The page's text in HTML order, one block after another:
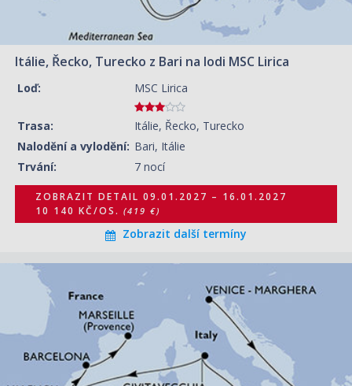
Itálie, Řecko, Turecko z Bari na lodi MSC Lirica
Loď: MSC Lirica
Trasa:
Itálie, Řecko, Turecko
Nalodění a vylodění: Bari, Itálie
Trvání:
7 nocí
ZOBRAZIT DETAIL
30.01.2027 – 06.02.2027
10 140 KČ/OS.
(419 €)
ZOBRAZIT DETAIL
06.02.2027 – 13.02.2027
13.02.2027 – 20.02.2027
10 140 KČ/OS.
(419 €)
20.02.2027 – 27.02.2027
ZOBRAZIT DETAIL 09.01.2027 – 16.01.2027
10 140 KČ/OS. (419 €)
Zobrazit další termíny
ZOBRAZIT DETAIL
14.11.2027 – 22.11.2027
14 010 KČ/OS.
(579 €)